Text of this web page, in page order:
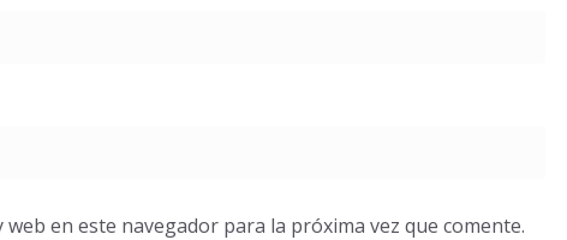
en este navegador para la próxima vez que comente.